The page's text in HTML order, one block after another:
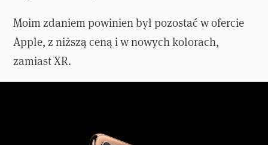
Moim zdaniem powinien był pozostać w ofercie
Apple, z niższą ceną i w nowych kolorach,
zamiast XR.